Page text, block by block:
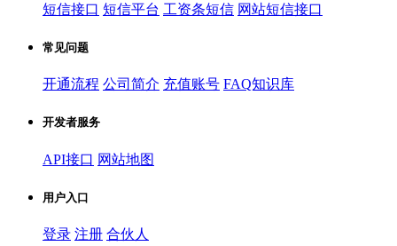
短信接口 短信平台 工资条短信 网站短信接口
常见问题
开通流程 公司简介 充值账号 FAQ知识库
开发者服务
API接口 网站地图
用户入口
登录 注册 合伙人